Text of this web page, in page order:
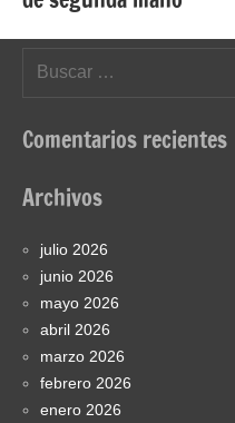
entradas
Comentarios recientes
Archivos
julio 2026
junio 2026
mayo 2026
abril 2026
marzo 2026
febrero 2026
enero 2026